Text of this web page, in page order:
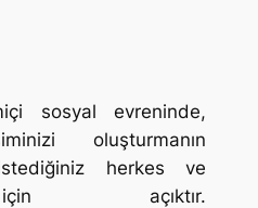
sosyal evreninde,
oluşturmanın
herkes ve
açıktır.